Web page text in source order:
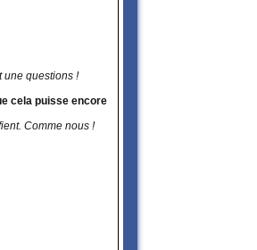
une questions !
cela puisse encore
Comme nous !